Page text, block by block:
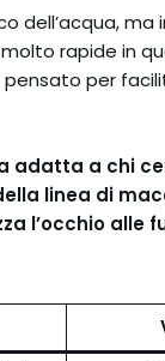
dell’acqua, ma
rapide in
per
adatta a chi
linea di
l’occhio alle